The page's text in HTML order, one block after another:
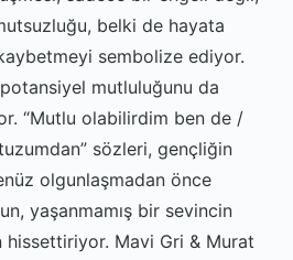
belki de hayata
sembolize ediyor.
potansiyel mutluluğunu da
“Mutlu olabilirdim ben de /
sözleri, gençliğin
olgunlaşmadan önce
yaşanmamış bir sevincin
hissettiriyor. Mavi Gri & Murat